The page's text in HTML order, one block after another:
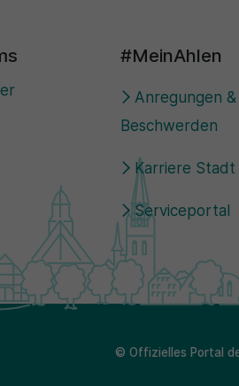
#MeinAhlen
Anregungen &
Beschwerden
Karriere Stadt
Serviceportal
© Offizielles Portal